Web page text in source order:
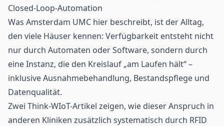
Closed-Loop-Automation
Was Amsterdam UMC hier beschreibt, ist der Alltag,
den viele Häuser kennen: Verfügbarkeit entsteht nicht
nur durch Automaten oder Software, sondern durch
eine Instanz, die den Kreislauf „am Laufen hält“ –
inklusive Ausnahmebehandlung, Bestandspflege und
Datenqualität.
Zwei Think-WIoT-Artikel zeigen, wie dieser Anspruch in
anderen Kliniken zusätzlich systematisch durch RFID